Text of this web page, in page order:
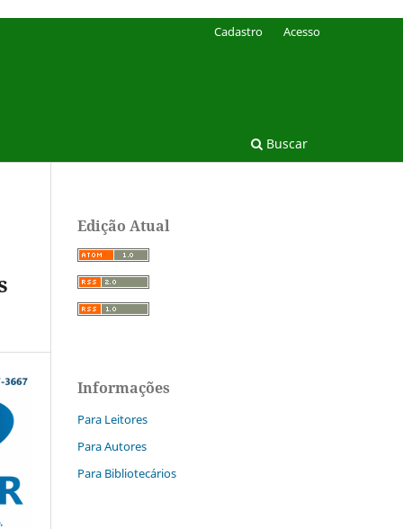
Buscar
Cadastro Acesso
Edição Atual
Informações
Para Leitores
Para Autores
Para Bibliotecários